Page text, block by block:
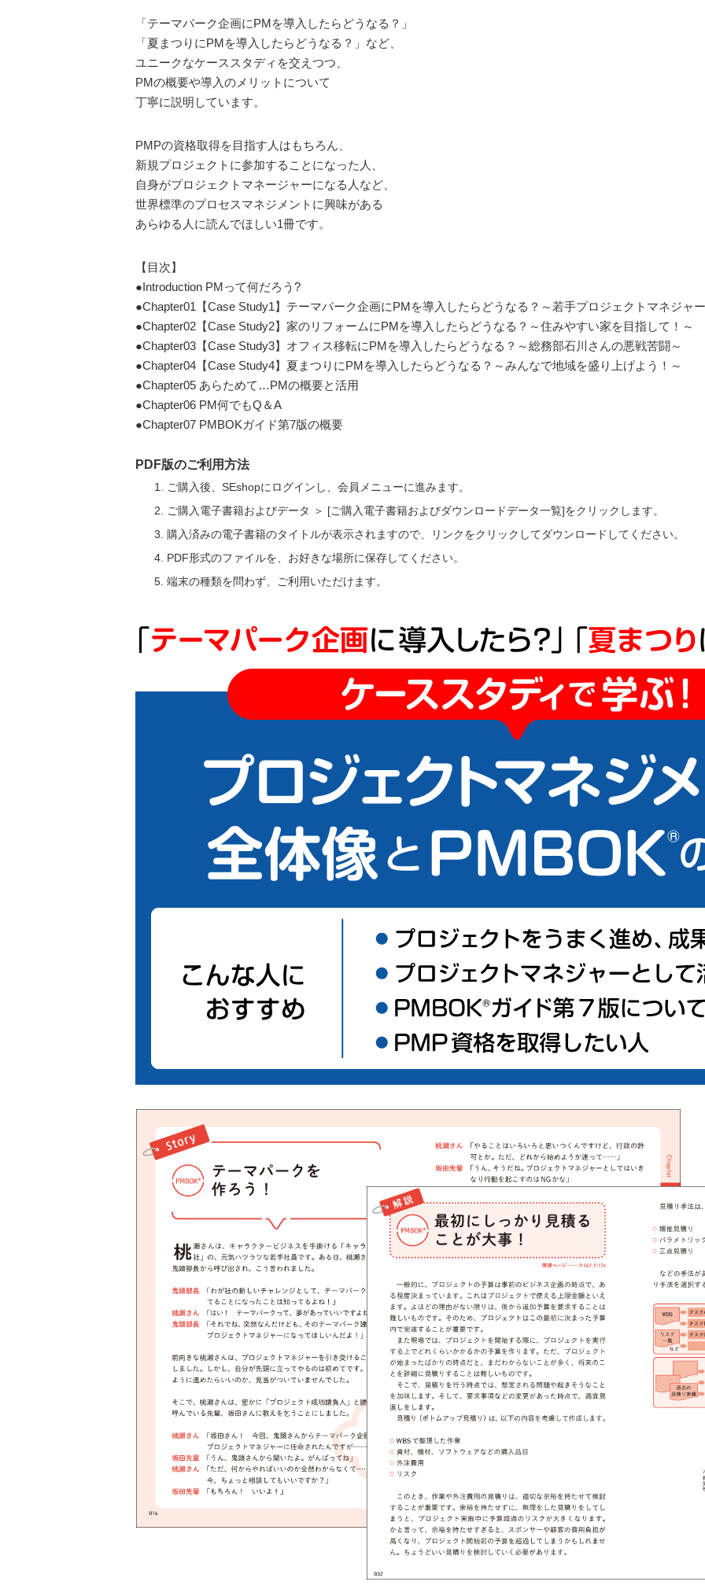
「テーマパーク企画にPMを導入したらどうなる？」
「夏まつりにPMを導入したらどうなる？」など、
ユニークなケーススタディを交えつつ、
PMの概要や導入のメリットについて
丁寧に説明しています。
PMPの資格取得を目指す人はもちろん、
新規プロジェクトに参加することになった人、
自身がプロジェクトマネージャーになる人など、
世界標準のプロセスマネジメントに興味がある
あらゆる人に読んでほしい1冊です。
【目次】
●Introduction PMって何だろう?
●Chapter01【Case Study1】テーマパーク企画にPMを導入したらどうなる？～若手プロジェクトマネジャ
●Chapter02【Case Study2】家のリフォームにPMを導入したらどうなる？～住みやすい家を目指して！～
●Chapter03【Case Study3】オフィス移転にPMを導入したらどうなる？～総務部石川さんの悪戦苦闘～
●Chapter04【Case Study4】夏まつりにPMを導入したらどうなる？～みんなで地域を盛り上げよう！～
●Chapter05 あらためて…PMの概要と活用
●Chapter06 PM何でもQ＆A
●Chapter07 PMBOKガイド第7版の概要
PDF版のご利用方法
ご購入後、SEshopにログインし、会員メニューに進みます。
ご購入電子書籍およびデータ ＞ [ご購入電子書籍およびダウンロードデータ一覧]をクリックします。
購入済みの電子書籍のタイトルが表示されますので、リンクをクリックしてダウンロードしてください。
PDF形式のファイルを、お好きな場所に保存してください。
端末の種類を問わず、ご利用いただけます。